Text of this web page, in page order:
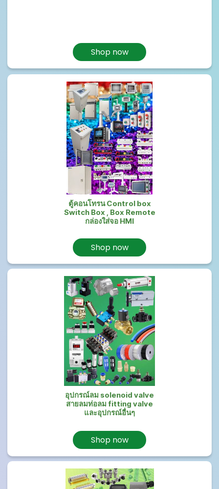
Shop now
ตู้คอนโทรน Control box
Switch Box , Box Remote
กล่องใส่จอ HMI
Shop now
อุปกรณ์ลม solenoid valve
สายลมท่อลม fitting valve
และอุปกรณ์อื่นๆ
Shop now